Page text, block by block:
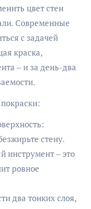
цвет стен
Современные
с задачей
краска,
– и за день-два
стену.
инструмент – это
ровное
два тонких слоя,